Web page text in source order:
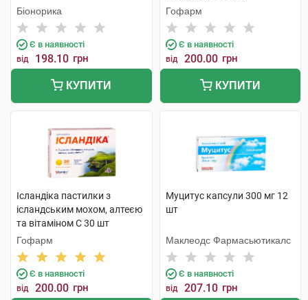
Біонорика
Є в наявності
від 198.10 грн
КУПИТИ
Гофарм
Є в наявності
від 200.00 грн
КУПИТИ
Ісландіка пастилки з
ісландським мохом, алтеєю
та вітаміном С 30 шт
Гофарм
Є в наявності
від 200.00 грн
Муцитус капсули 300 мг 12
шт
Маклеодс Фармасьютикалс
Є в наявності
від 207.10 грн